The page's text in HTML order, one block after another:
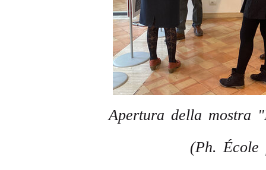
Apertura della mostra
(Ph. École